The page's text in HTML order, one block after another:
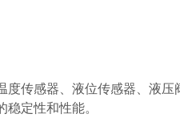
传感器、液位传感器、液
定性和性能。